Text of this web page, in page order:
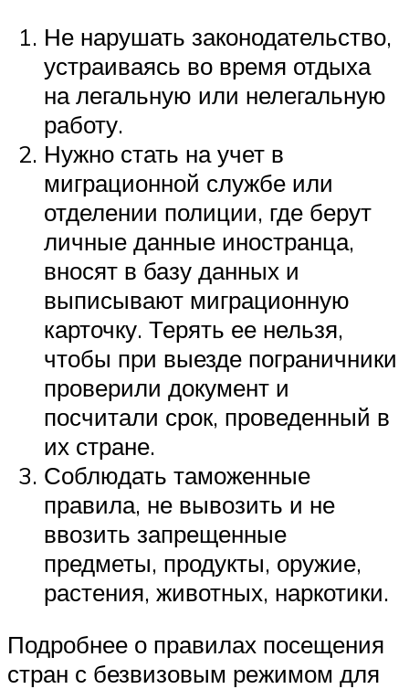
Не нарушать законодательство,
устраиваясь во время отдыха
на легальную или нелегальную
работу.
Нужно стать на учет в
миграционной службе или
отделении полиции, где берут
личные данные иностранца,
вносят в базу данных и
выписывают миграционную
карточку. Терять ее нельзя,
чтобы при выезде пограничники
проверили документ и
посчитали срок, проведенный в
их стране.
Соблюдать таможенные
правила, не вывозить и не
ввозить запрещенные
предметы, продукты, оружие,
растения, животных, наркотики.
Подробнее о правилах посещения
стран с безвизовым режимом для